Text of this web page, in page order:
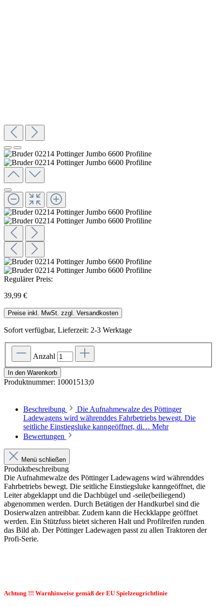
Regulärer Preis:
39,99 €
Preise inkl. MwSt. zzgl. Versandkosten
Sofort verfügbar, Lieferzeit: 2-3 Werktage
Anzahl
In den Warenkorb
Produktnummer: 10001513;0
Beschreibung
Die Aufnahmewalze des Pöttinger
Ladewagens wird währenddes Fahrbetriebs bewegt. Die
seitliche Einstiegsluke kanngeöffnet, di… Mehr
Bewertungen
Menü schließen
Produktbeschreibung
Die Aufnahmewalze des Pöttinger Ladewagens wird währenddes
Fahrbetriebs bewegt. Die seitliche Einstiegsluke kanngeöffnet, die
Leiter abgeklappt und die Dachbügel und -seile(beiliegend)
abgenommen werden. Durch Betätigen der Handkurbel sind die
Dosierwalzen antreibbar. Zudem kann die Heckklappe geöffnet
werden. Ein Stützfuss bietet sicheren Halt und Profilreifen runden
das Bild ab. Der Pöttinger Ladewagen passt zu allen Traktoren der
Profi-Serie.
Achtung !!! Warnhinweise gemäß der EU Spielzeugrichtlinie